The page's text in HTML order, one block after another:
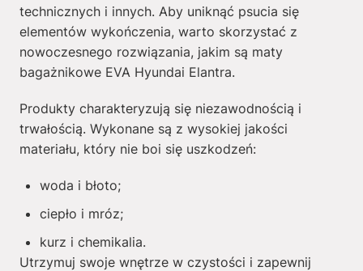
technicznych i innych. Aby uniknąć psucia się
elementów wykończenia, warto skorzystać z
nowoczesnego rozwiązania, jakim są maty
bagażnikowe EVA Hyundai Elantra.
Produkty charakteryzują się niezawodnością i
trwałością. Wykonane są z wysokiej jakości
materiału, który nie boi się uszkodzeń:
woda i błoto;
ciepło i mróz;
kurz i chemikalia.
Utrzymuj swoje wnętrze w czystości i zapewnij